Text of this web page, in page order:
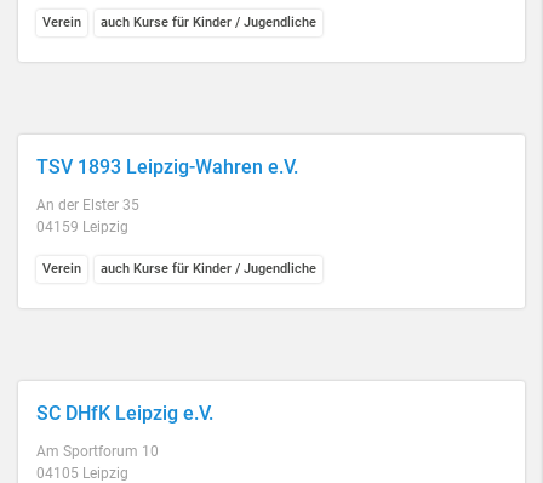
Verein auch Kurse für Kinder / Jugendliche
TSV 1893 Leipzig-Wahren e.V.
An der Elster 35
04159 Leipzig
Verein auch Kurse für Kinder / Jugendliche
SC DHfK Leipzig e.V.
Am Sportforum 10
04105 Leipzig